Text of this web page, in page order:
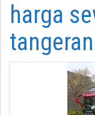
harga